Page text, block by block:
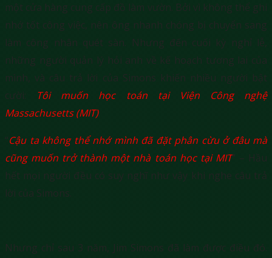
một cửa hàng cung cấp đồ làm vườn. Bởi vì không thể ghi
nhớ tốt công việc, nên ông nhanh chóng bị chuyển sang
làm công nhân quét sàn. Nhưng đến cuối kỳ nghỉ lễ,
những người quản lý hỏi anh về kế hoạch tương lai của
mình, và câu trả lời của Simons khiến nhiều người bật
cười: Tôi muốn học toán tại Viện Công nghệ
Massachusetts (MIT).
“Cậu ta không thể nhớ mình đã đặt phân cừu ở đâu mà
cũng muốn trở thành một nhà toán học tại MIT” – Hầu
hết mọi người đều có suy nghĩ như vậy khi nghe câu trả
lời của Simons.
Nhưng chỉ sau 3 năm, Jim Simons đã làm được điều đó.